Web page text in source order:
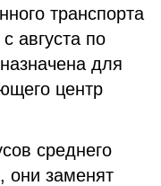
транспорта
августа по
для
центр
среднего
они заменят